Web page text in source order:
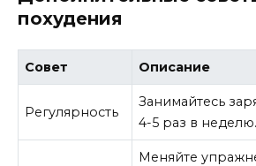
похудения
Совет Описание
Регулярность
Занимайтесь
4-5 раз в неделю.
Меняйте